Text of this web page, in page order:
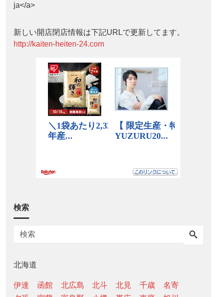
ja</a>
新しい開店閉店情報は下記URLで更新してます。
http://kaiten-heiten-24.com
検索
北海道
伊達 函館 北広島 北斗 北見 千歳
名寄